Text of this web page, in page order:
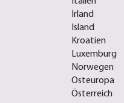
Irland
Island
Kroatien
Luxemburg
Norwegen
Osteuropa
Österreich